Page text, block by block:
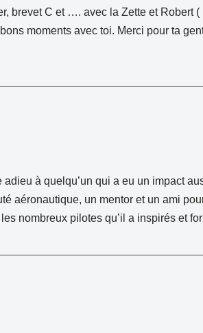
brevet C et …. avec la Zette et Robert (
moments avec toi. Merci pour ta
adieu à quelqu’un qui a eu un impact
aéronautique, un mentor et un ami
nombreux pilotes qu’il a inspirés et